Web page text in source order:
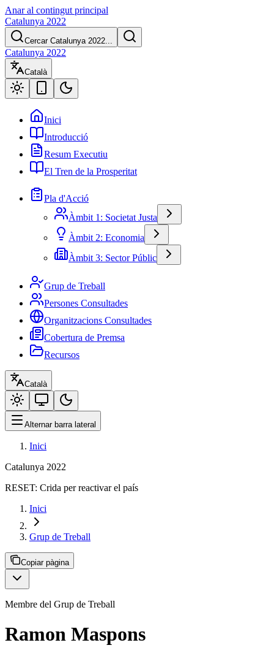
Anar al contingut principal
Catalunya 2022
Cercar Catalunya 2022...
Catalunya 2022
Català
Inici
Introducció
Resum Executiu
El Tren de la Prosperitat
Pla d'Acció
Àmbit 1: Societat Justa
Àmbit 2: Economia
Àmbit 3: Sector Públic
Grup de Treball
Persones Consultades
Organitzacions Consultades
Cobertura de Premsa
Recursos
Català
Alternar barra lateral
Inici
Catalunya 2022
RESET: Crida per reactivar el país
Inici
Grup de Treball
Copiar pàgina
Membre del Grup de Treball
Ramon Maspons